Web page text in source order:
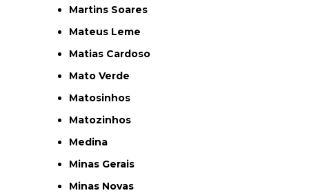
Martins Soares
Mateus Leme
Matias Cardoso
Mato Verde
Matosinhos
Matozinhos
Medina
Minas Gerais
Minas Novas